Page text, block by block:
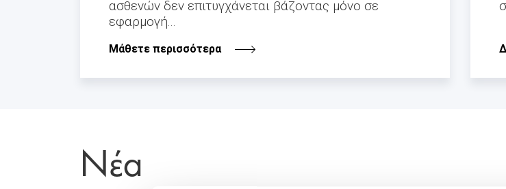
ασθενών δεν επιτυγχάνεται βάζοντας μόνο σε
εφαρμογή...
Μάθετε περισσότερα
Νέα